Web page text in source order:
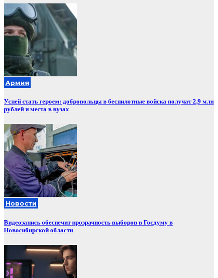
Армия
Успей стать героем: добровольцы в беспилотные войска получат 2,9 млн
рублей и места в вузах
Новости
Видеозапись обеспечит прозрачность выборов в Госдуму в
Новосибирской области